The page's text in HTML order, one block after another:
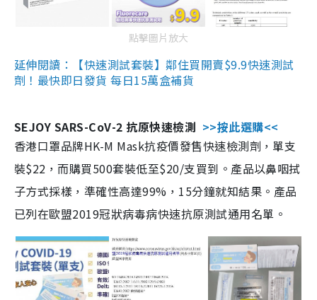
點擊圖片放大
延伸閱讀：【快速測試套裝】鄰住買開賣$9.9快速測試
劑！最快即日發貨 每日15萬盒補貨
SEJOY SARS-CoV-2 抗原快速檢測 >>按此選購<<
香港口罩品牌HK-M Mask抗疫價發售快速檢測劑，單支
裝$22，而購買500套裝低至$20/支買到。產品以鼻咽拭
子方式採樣，準確性高達99%，15分鐘就知結果。產品
已列在歐盟2019冠狀病毒病快速抗原測試通用名單。